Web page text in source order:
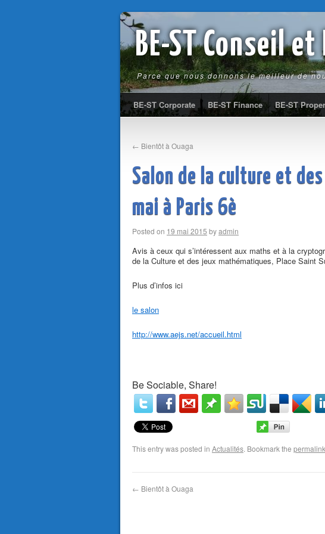
BE-ST Conseil
Parce que nous donnons le meilleur de
BE-ST Corporate BE-ST Finance BE-ST
← Bientôt à Ouaga
Salon de la culture et
mai à Paris 6è
Posted on 19 mai 2015 byadmin
Avis à ceux qui s’intéressent aux maths et à la
de la Culture et des jeux mathématiques, Place Saint
Plus d’infos ici
le salon
http://www.aejs.net/accueil.html
Be Sociable, Share!
This entry was posted in Actualités. Bookmark the permalink
← Bientôt à Ouaga